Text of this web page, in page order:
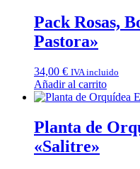
Pack Rosas,
Pastora»
34,00 € IVA incluido
Añadir al carrito
Planta de
«Salitre»